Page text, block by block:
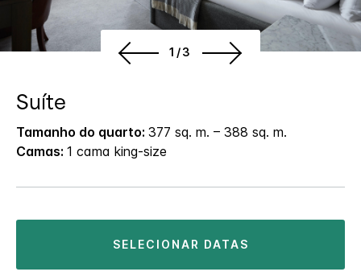
1/3
Suíte
Tamanho do quarto: 377 sq. m. – 388 sq. m.
Camas: 1 cama king-size
SELECIONAR DATAS